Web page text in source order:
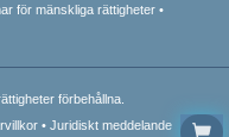
för mänskliga rättigheter
förbehållna.
• Juridiskt meddelande